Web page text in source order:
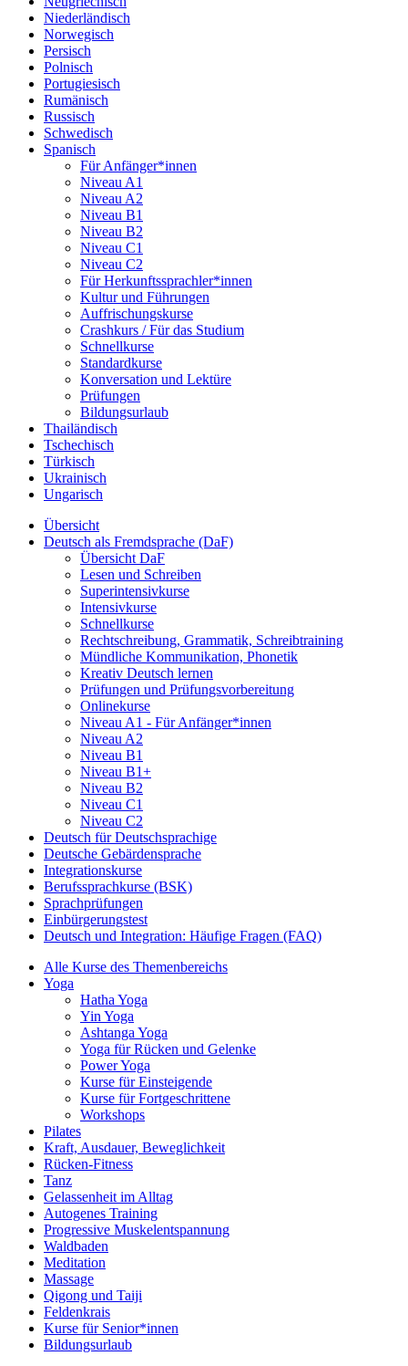
Niederländisch
Norwegisch
Persisch
Polnisch
Portugiesisch
Rumänisch
Russisch
Schwedisch
Spanisch
Für Anfänger*innen
Niveau A1
Niveau A2
Niveau B1
Niveau B2
Niveau C1
Niveau C2
Für Herkunftssprachler*innen
Kultur und Führungen
Auffrischungskurse
Crashkurs / Für das Studium
Schnellkurse
Standardkurse
Konversation und Lektüre
Prüfungen
Bildungsurlaub
Thailändisch
Tschechisch
Türkisch
Ukrainisch
Ungarisch
Übersicht
Deutsch als Fremdsprache (DaF)
Übersicht DaF
Lesen und Schreiben
Superintensivkurse
Intensivkurse
Schnellkurse
Rechtschreibung, Grammatik, Schreibtraining
Mündliche Kommunikation, Phonetik
Kreativ Deutsch lernen
Prüfungen und Prüfungsvorbereitung
Onlinekurse
Niveau A1 - Für Anfänger*innen
Niveau A2
Niveau B1
Niveau B1+
Niveau B2
Niveau C1
Niveau C2
Deutsch für Deutschsprachige
Deutsche Gebärdensprache
Integrationskurse
Berufssprachkurse (BSK)
Sprachprüfungen
Einbürgerungstest
Deutsch und Integration: Häufige Fragen (FAQ)
Alle Kurse des Themenbereichs
Yoga
Hatha Yoga
Yin Yoga
Ashtanga Yoga
Yoga für Rücken und Gelenke
Power Yoga
Kurse für Einsteigende
Kurse für Fortgeschrittene
Workshops
Pilates
Kraft, Ausdauer, Beweglichkeit
Rücken-Fitness
Tanz
Gelassenheit im Alltag
Autogenes Training
Progressive Muskelentspannung
Waldbaden
Meditation
Massage
Qigong und Taiji
Feldenkrais
Kurse für Senior*innen
Bildungsurlaub